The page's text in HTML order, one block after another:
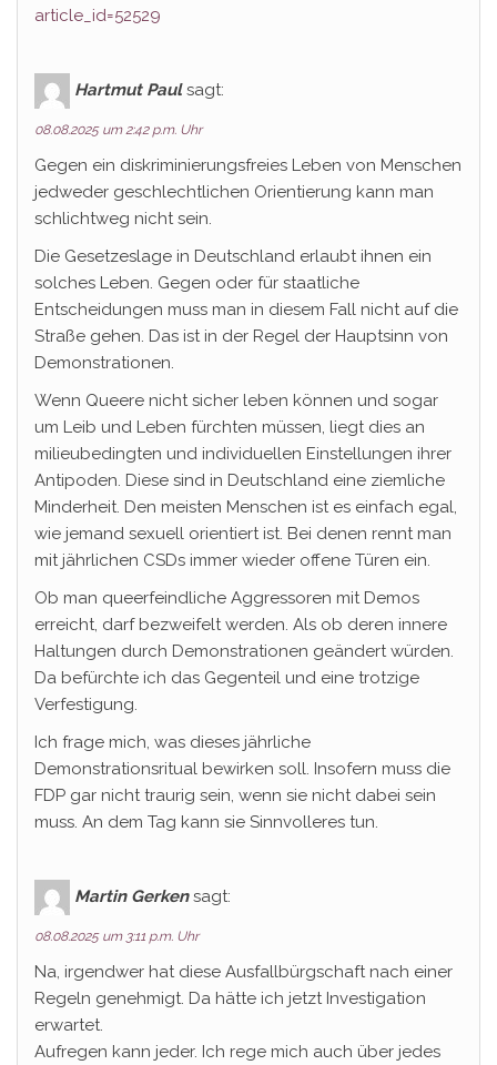
article_id=52529
Hartmut Paul sagt:
08.08.2025 um 2:42 p.m. Uhr
Gegen ein diskriminierungsfreies Leben von Menschen
jedweder geschlechtlichen Orientierung kann man
schlichtweg nicht sein.
Die Gesetzeslage in Deutschland erlaubt ihnen ein
solches Leben. Gegen oder für staatliche
Entscheidungen muss man in diesem Fall nicht auf die
Straße gehen. Das ist in der Regel der Hauptsinn von
Demonstrationen.
Wenn Queere nicht sicher leben können und sogar
um Leib und Leben fürchten müssen, liegt dies an
milieubedingten und individuellen Einstellungen ihrer
Antipoden. Diese sind in Deutschland eine ziemliche
Minderheit. Den meisten Menschen ist es einfach egal,
wie jemand sexuell orientiert ist. Bei denen rennt man
mit jährlichen CSDs immer wieder offene Türen ein.
Ob man queerfeindliche Aggressoren mit Demos
erreicht, darf bezweifelt werden. Als ob deren innere
Haltungen durch Demonstrationen geändert würden.
Da befürchte ich das Gegenteil und eine trotzige
Verfestigung.
Ich frage mich, was dieses jährliche
Demonstrationsritual bewirken soll. Insofern muss die
FDP gar nicht traurig sein, wenn sie nicht dabei sein
muss. An dem Tag kann sie Sinnvolleres tun.
Martin Gerken sagt:
08.08.2025 um 3:11 p.m. Uhr
Na, irgendwer hat diese Ausfallbürgschaft nach einer
Regeln genehmigt. Da hätte ich jetzt Investigation
erwartet.
Aufregen kann jeder. Ich rege mich auch über jedes